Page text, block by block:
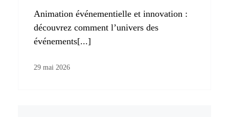
Animation événementielle et innovation :
découvrez comment l’univers des
événements[...]
29 mai 2026